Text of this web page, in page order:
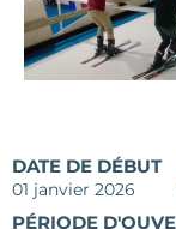
DATE DE DÉBUT
01 janvier 2026
PÉRIODE